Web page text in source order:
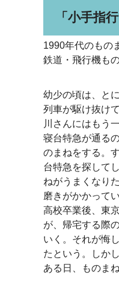
「小手指
1990年代のもの
鉄道・飛行機も
幼少の頃は、と
列車が駆け抜け
川さんにはもう
寝台特急が通る
のまねをする。
台特急を探して
ねがうまくなり
磨きがかかってい
高校卒業後、東
が、帰宅する際
いく。それが悔
たという。しか
ある日、ものま